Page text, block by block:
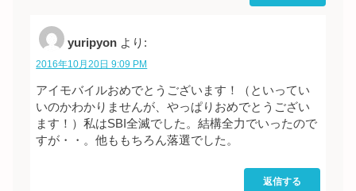
yuripyon より:
2016年10月20日 9:09 PM
アイモバイルおめでとうございます！（といってい
いのかわかりませんが、やっぱりおめでとうござい
ます！）私はSBI全滅でした。結構全力でいったので
すが・・。他ももちろん落選でした。
返信する